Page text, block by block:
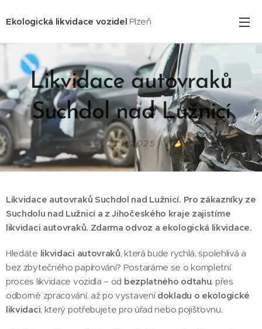
Ekologická likvidace vozidel Plzeň
Likvidace autovraků
Suchdol nad Lužnicí
23.11.2025
Likvidace autovraků Suchdol nad Lužnicí. Pro zákazníky ze
Suchdolu nad Lužnicí a z Jihočeského kraje zajistíme
likvidaci autovraků. Zdarma odvoz a ekologická likvidace.
Hledáte likvidaci autovraků, která bude rychlá, spolehlivá a
bez zbytečného papírování? Postaráme se o kompletní
proces likvidace vozidla – od bezplatného odtahu, přes
odborné zpracování, až po vystavenídokladu o ekologické
likvidaci, který potřebujete pro úřad nebo pojišťovnu.